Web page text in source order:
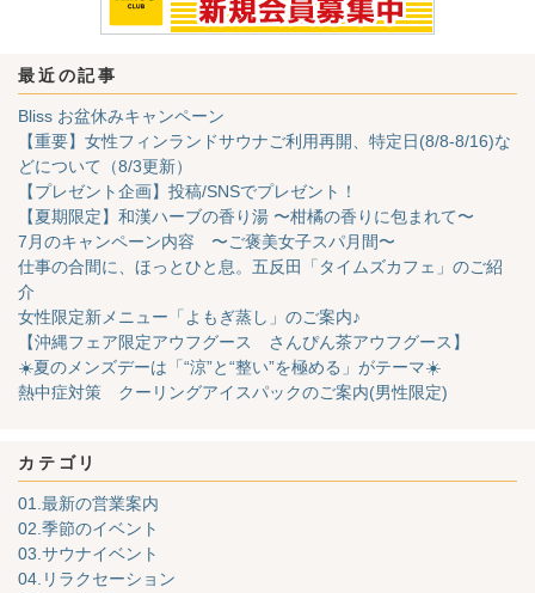
最近の記事
Bliss お盆休みキャンペーン
【重要】女性フィンランドサウナご利用再開、特定日(8/8-8/16)な
どについて（8/3更新）
【プレゼント企画】投稿/SNSでプレゼント！
【夏期限定】和漢ハーブの香り湯 〜柑橘の香りに包まれて〜
7月のキャンペーン内容 〜ご褒美女子スパ月間〜
仕事の合間に、ほっとひと息。五反田「タイムズカフェ」のご紹
介
女性限定新メニュー「よもぎ蒸し」のご案内♪
【沖縄フェア限定アウフグース さんぴん茶アウフグース】
☀️夏のメンズデーは「“涼”と“整い”を極める」がテーマ☀️
熱中症対策 クーリングアイスパックのご案内(男性限定)
カテゴリ
01.最新の営業案内
02.季節のイベント
03.サウナイベント
04.リラクセーション